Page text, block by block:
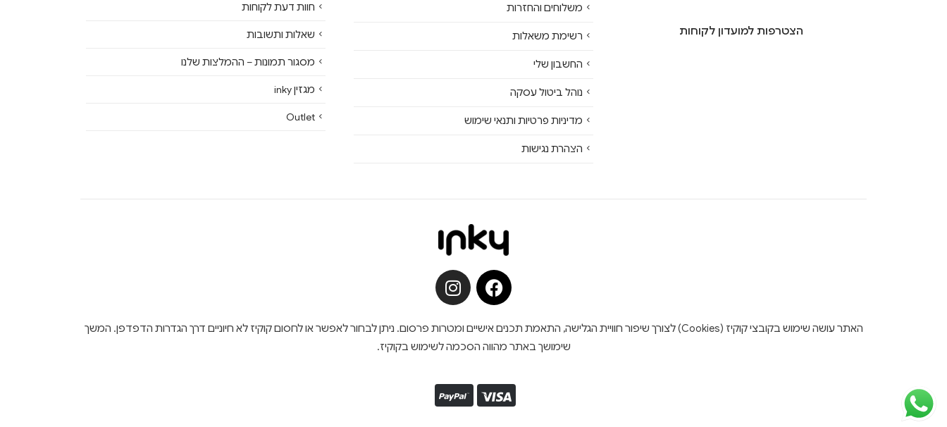
הצטרפות למועדון לקוחות
משלוחים והחזרות
רשימת משאלות
החשבון שלי
נוהל ביטול עסקה
מדיניות פרטיות ותנאי שימוש
הצהרת נגישות
חוות דעת לקוחות
שאלות ותשובות
מסגור תמונות – ההמלצות שלנו
מגזין inky
Outlet
האתר עושה שימוש בקובצי קוקיז (Cookies) לצורך שיפור חוויית הגלישה, התאמת תכנים אישיים ומטרות פרסום. ניתן לבחור לאפשר או לחסום קוקיז לא חיוניים דרך הגדרות הדפדפן. המשך
שימושך באתר מהווה הסכמה לשימוש בקוקיז.